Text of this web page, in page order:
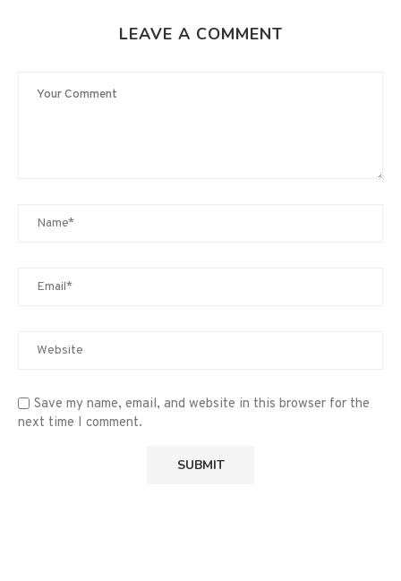
LEAVE A COMMENT
Save my name, email, and website in this browser for the
next time I comment.